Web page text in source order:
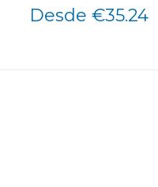
Desde €35.24